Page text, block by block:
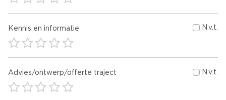
Kennis en informatie N.v.t.
Advies/ontwerp/offerte traject N.v.t.